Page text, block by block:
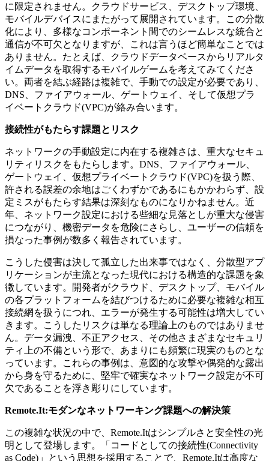
に限定されません。クラウドサービス、デスクトップ環境、
モバイルデバイスにまたがって展開されています。この分散
化により、多様なコンポーネント間でのシームレスな統合と
通信が不可欠となりますが、これは言うほど簡単なことでは
ありません。たとえば、クラウドデータベースからリアルタ
イムデータを取得するモバイルゲームを考えてみてくださ
い。両者を結ぶ経路は複雑で、手動での設定が必要であり、
DNS、ファイアウォール、ゲートウェイ、そして仮想プラ
イベートクラウド(VPC)が絡み合います。
接続性がもたらす課題とリスク
ネットワークの手動設定に内在する複雑さは、重大なセキュ
リティリスクをもたらします。DNS、ファイアウォール、
ゲートウェイ、仮想プライベートクラウド(VPC)を扱う際、
許される誤差の余地はごくわずかであるにもかかわらず、設
定ミスがもたらす結果は深刻なものになりかねません。近
年、ネットワーク設定における些細な見落としが重大な侵害
につながり、機密データを危険にさらし、ユーザーの信頼を
損なった事例が数多く報告されています。
こうした侵害は決して孤立した出来事ではなく、分散型アプ
リケーションが主流となった現代における構造的な課題を象
徴しています。開発者がクラウド、デスクトップ、モバイル
の各プラットフォームを結びつけるために必要な複雑な相互
接続網を扱うにつれ、エラーが発生する可能性は増大してい
きます。こうしたリスクは単なる理論上のものではありませ
ん。データ漏洩、不正アクセス、その他さまざまなセキュリ
ティ上の不備という形で、あまりにも頻繁に現実のものとな
っています。これらの事例は、意図的な攻撃や偶発的な露出
から身を守るために、堅牢で確実なネットワーク設定が不可
欠であることを浮き彫りにしています。
Remote.It:モダンなネットワーキング課題への解決策
この複雑な状況の中で、Remote.Itはシンプルさと安全性の光
明として登場します。「コードとしての接続性(Connectivity
as Code)」という思想を採用することで、Remote.Itは高度な